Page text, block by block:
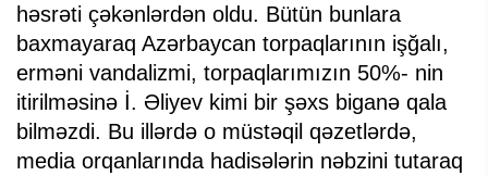
həsrəti çəkənlərdən oldu. Bütün bunlara
baxmayaraq Azərbaycan torpaqlarının işğalı,
erməni vandalizmi, torpaqlarımızın 50%- nin
itirilməsinə İ. Əliyev kimi bir şəxs biganə qala
bilməzdi. Bu illərdə o müstəqil qəzetlərdə,
media orqanlarında hadisələrin nəbzini tutaraq